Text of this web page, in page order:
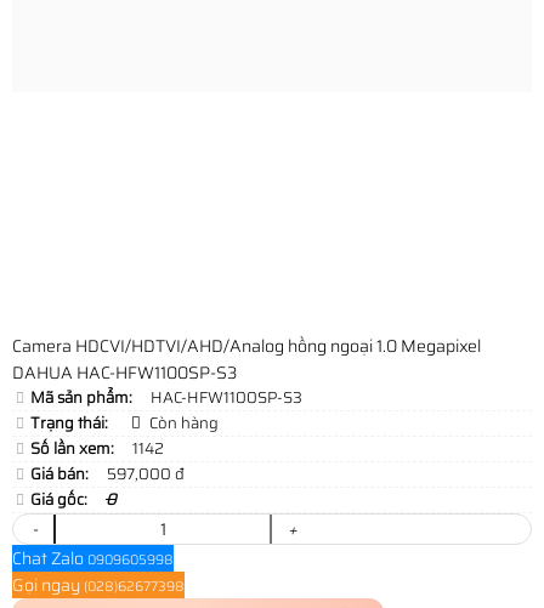
Camera HDCVI/HDTVI/AHD/Analog hồng ngoại 1.0 Megapixel
DAHUA HAC-HFW1100SP-S3
Mã sản phẩm:
HAC-HFW1100SP-S3
Trạng thái:
Còn hàng
Số lần xem:
1142
Giá bán:
597,000 đ
Giá gốc:
0
-
+
Chat Zalo 0909605998
Gọi ngay (028)62677398